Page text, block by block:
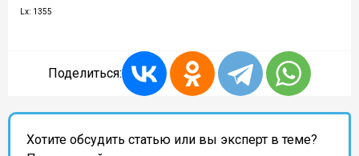
Lx: 1355
Поделиться:
Хотите обсудить статью или вы эксперт в теме?